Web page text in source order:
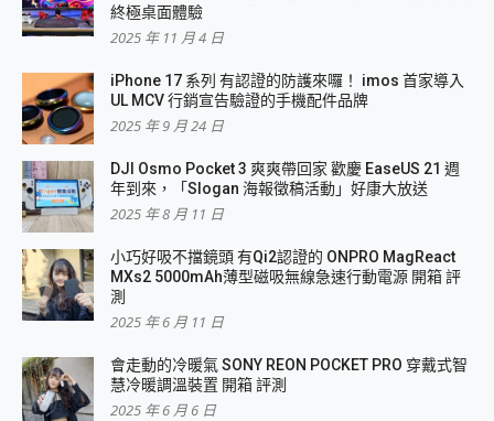
終極桌面體驗
2025 年 11 月 4 日
iPhone 17 系列 有認證的防護來囉！ imos 首家導入
UL MCV 行銷宣告驗證的手機配件品牌
2025 年 9 月 24 日
DJI Osmo Pocket 3 爽爽帶回家 歡慶 EaseUS 21 週
年到來，「Slogan 海報徵稿活動」好康大放送
2025 年 8 月 11 日
小巧好吸不擋鏡頭 有Qi2認證的 ONPRO MagReact
MXs2 5000mAh薄型磁吸無線急速行動電源 開箱 評
測
2025 年 6 月 11 日
會走動的冷暖氣 SONY REON POCKET PRO 穿戴式智
慧冷暖調溫裝置 開箱 評測
2025 年 6 月 6 日